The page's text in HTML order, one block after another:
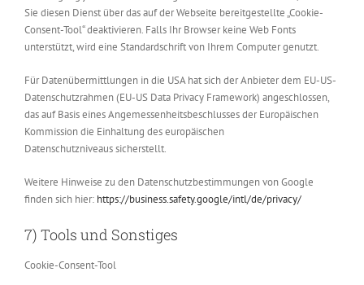
Sie diesen Dienst über das auf der Webseite bereitgestellte „Cookie-
Consent-Tool“ deaktivieren. Falls Ihr Browser keine Web Fonts
unterstützt, wird eine Standardschrift von Ihrem Computer genutzt.
Für Datenübermittlungen in die USA hat sich der Anbieter dem EU-US-
Datenschutzrahmen (EU-US Data Privacy Framework) angeschlossen,
das auf Basis eines Angemessenheitsbeschlusses der Europäischen
Kommission die Einhaltung des europäischen
Datenschutzniveaus sicherstellt.
Weitere Hinweise zu den Datenschutzbestimmungen von Google
finden sich hier: https://business.safety.google/intl/de/privacy/
7) Tools und Sonstiges
Cookie-Consent-Tool